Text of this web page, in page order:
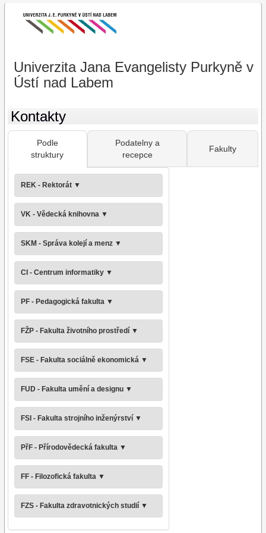
Univerzita Jana Evangelisty Purkyně v
Ústí nad Labem
Kontakty
Podle
struktury
Podatelny a
recepce
Fakulty
REK - Rektorát ▼
VK - Vědecká knihovna ▼
SKM - Správa kolejí a menz ▼
CI - Centrum informatiky ▼
PF - Pedagogická fakulta ▼
FŽP - Fakulta životního prostředí ▼
FSE - Fakulta sociálně ekonomická ▼
FUD - Fakulta umění a designu ▼
FSI - Fakulta strojního inženýrství ▼
PřF - Přírodovědecká fakulta ▼
FF - Filozofická fakulta ▼
FZS - Fakulta zdravotnických studií ▼